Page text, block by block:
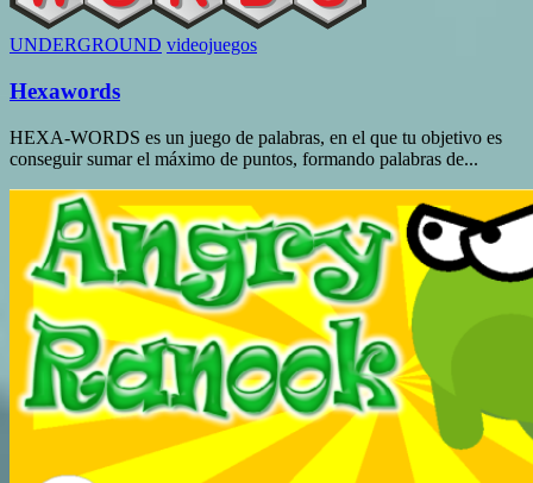
UNDERGROUND videojuegos
Hexawords
HEXA-WORDS es un juego de palabras, en el que tu objetivo es
conseguir sumar el máximo de puntos, formando palabras de...